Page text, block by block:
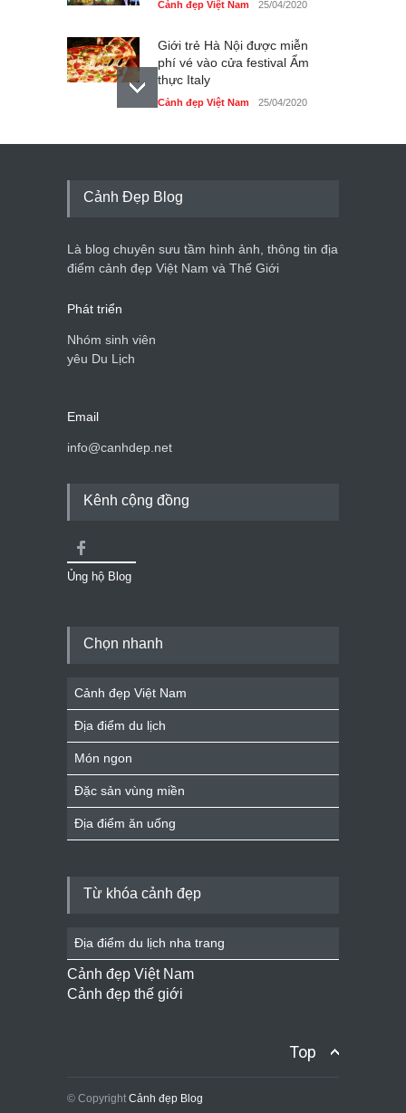
Cảnh đẹp Việt Nam 25/04/2020
Giới trẻ Hà Nội được miễn
phí vé vào cửa festival Ẩm
thực Italy
Cảnh đẹp Việt Nam 25/04/2020
Tam giác mạch khoe sắc
du lịch quốc gia
Cảnh đẹp Việt Nam 24/04/2020
Cảnh Đẹp Blog
Là blog chuyên sưu tầm hình ảnh, thông tin địa
điểm cảnh đẹp Việt Nam và Thế Giới
Phát triển
Nhóm sinh viên
yêu Du Lịch
Email
info@canhdep.net
Kênh cộng đồng
Ủng hộ Blog
Chọn nhanh
Cảnh đẹp Việt Nam
Địa điểm du lịch
Món ngon
Đặc sản vùng miền
Địa điểm ăn uống
Từ khóa cảnh đẹp
Địa điểm du lịch nha trang
Cảnh đẹp Việt Nam
Cảnh đẹp thế giới
Top
© Copyright Cảnh đẹp Blog